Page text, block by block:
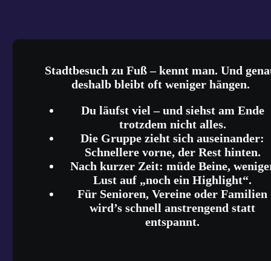
Stadtbesuch zu Fuß– kennt man. Und
deshalb bleibt oft weniger hängen.
Du läufst viel – und siehst am Ende
trotzdem nicht alles.
Die Gruppe zieht sich auseinander:
Schnellere vorne, der Rest hinten.
Nach kurzer Zeit: müde Beine,
Lust auf „noch ein Highlight“.
Für Senioren, Vereine oder Familien
wird’s schnell anstrengend statt
entspannt.